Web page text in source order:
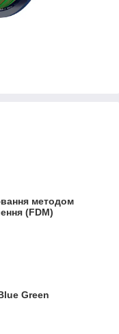
методом
(FDM)
Green